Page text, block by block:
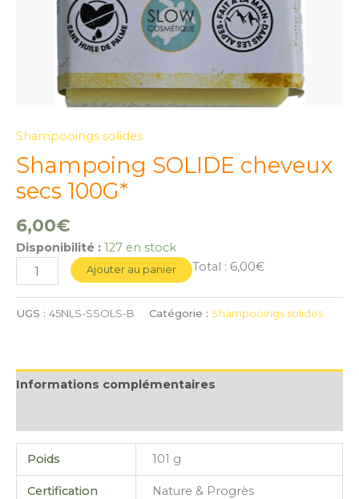
Shampooings solides
Shampoing SOLIDE cheveux
secs 100G*
6,00€
Disponibilité : 127 en stock
Ajouter au panier Total : 6,00€
UGS : 45NLS-SSOLS-B Catégorie : Shampooings solides
Informations complémentaires
Poids 101 g
Certification Nature & Progrès